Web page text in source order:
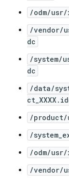
/odm/usr/
/vendor/
dc
/system/
dc
/data/
/
/
/odm/
/vendor/